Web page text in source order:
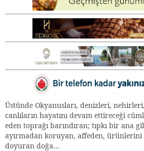
Üstünde Okyanusları, denizleri,
canlıların hayatını devam ettireceği
eden toprağı barındıran; tıpkı bir ana
ayırmadan koruyan, affeden, ürünlerini
doyuran doğa…